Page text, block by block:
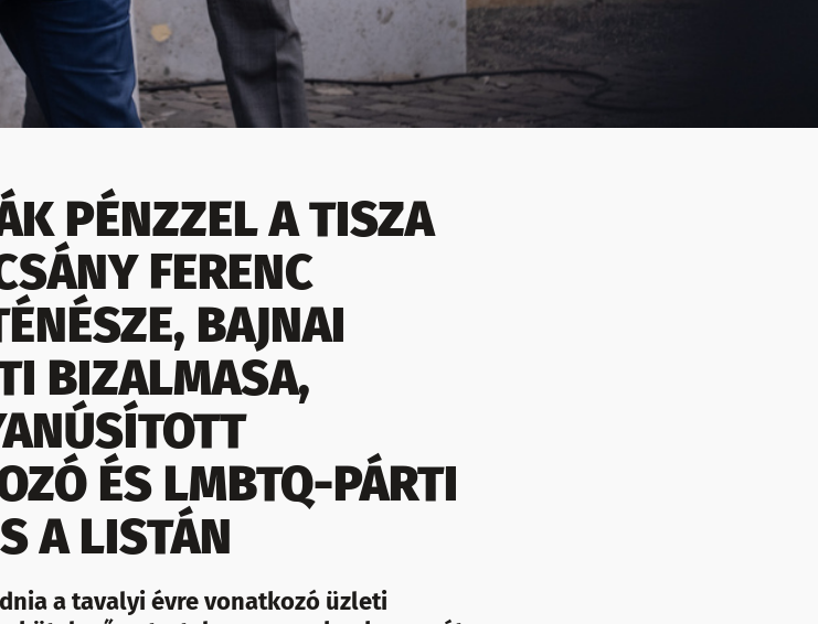
PÉNZZEL A TISZA
FERENC
BAJNAI
BIZALMASA,
ÉS LMBTQ-PÁRTI
A LISTÁN
a tavalyi évre vonatkozó üzleti